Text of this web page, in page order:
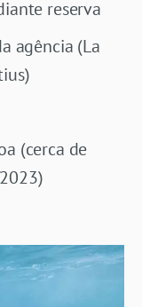
reserva
agência (La
(cerca de